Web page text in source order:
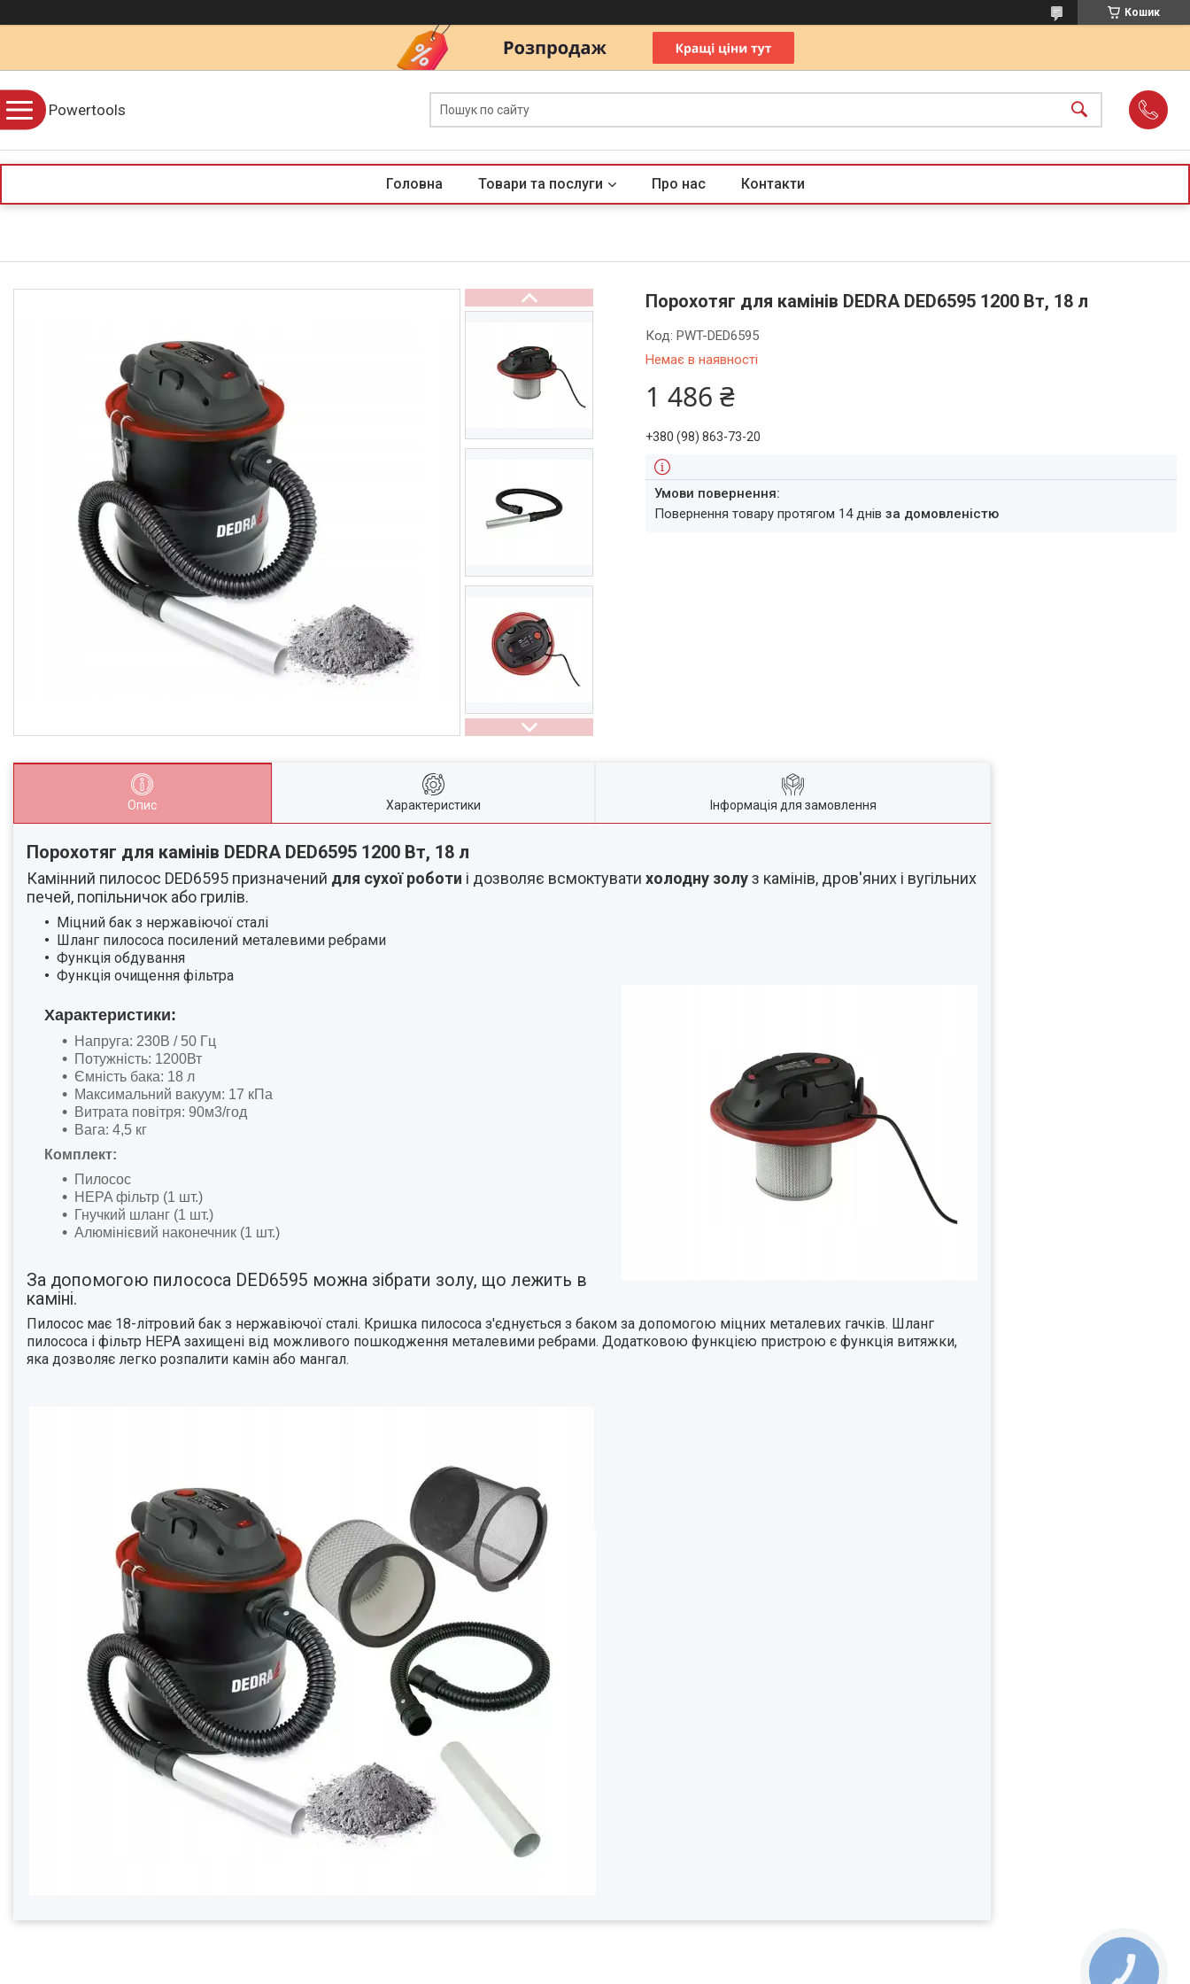
Кошик
Powertools
Головна Товари та послуги Про нас Контакти
Порохотяг для камінів DEDRA DED6595 1200 Вт, 18 л
Немає в наявності
Код:PWT-DED6595
1 486 ₴
+380 (98) 863-73-20
повернення товару протягом 14 днівза домовленістю
Опис Характеристики Інформація для замовлення
Порохотяг для камінів DEDRA DED6595 1200 Вт, 18 л
Камінний пилосос DED6595 призначений для сухої роботи і дозволяє всмоктувати холодну золуз камінів, дров'яних і вугільних
печей, попільничок або грилів.
Міцний бак з нержавіючої сталі
Шланг пилососа посилений металевими ребрами
Функція обдування
Функція очищення фільтра
Характеристики:
Напруга: 230В / 50 Гц
Потужність: 1200Вт
Ємність бака: 18 л
Максимальний вакуум: 17 кПа
Витрата повітря: 90м3/год
Вага: 4,5 кг
Комплект:
Пилосос
HEPA фільтр (1 шт.)
Гнучкий шланг (1 шт.)
Алюмінієвий наконечник (1 шт.)
За допомогою пилососа DED6595 можна зібрати золу, що лежить в
каміні.
Пилосос має 18-літровий бак з нержавіючої сталі. Кришка пилососа з'єднується з баком за допомогою міцних металевих гачків. Шланг
пилососа і фільтр HEPA захищені від можливого пошкодження металевими ребрами. Додатковою функцією пристрою є функція витяжки,
яка дозволяє легко розпалити камін або мангал.